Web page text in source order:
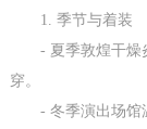
1. 季节与着装
- 夏季敦煌干燥
穿。
- 冬季演出场馆